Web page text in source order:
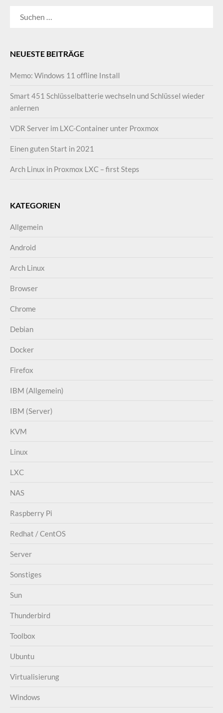
NEUESTE BEITRÄGE
Memo: Windows 11 offline Install
Smart 451 Schlüsselbatterie wechseln und Schlüssel wieder
anlernen
VDR Server im LXC-Container unter Proxmox
Einen guten Start in 2021
Arch Linux in Proxmox LXC – first Steps
KATEGORIEN
Allgemein
Android
Arch Linux
Browser
Chrome
Debian
Docker
Firefox
IBM (Allgemein)
IBM (Server)
KVM
Linux
LXC
NAS
Raspberry Pi
Redhat / CentOS
Server
Sonstiges
Sun
Thunderbird
Toolbox
Ubuntu
Virtualisierung
Windows